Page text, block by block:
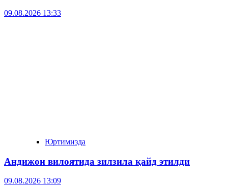
09.08.2026 13:33
Юртимизда
Андижон вилоятида зилзила қайд этилди
09.08.2026 13:09